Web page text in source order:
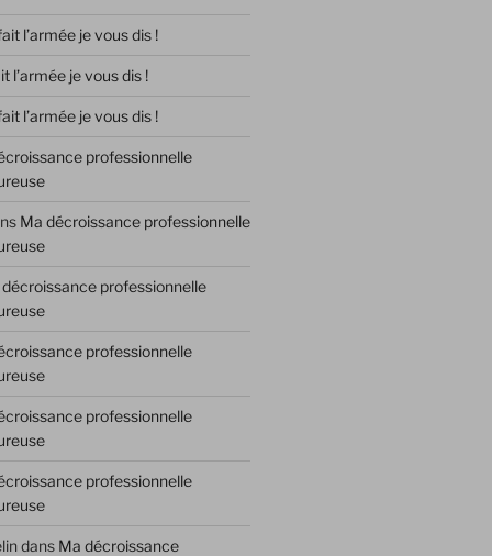
l’armée je vous dis !
l’armée je vous dis !
l’armée je vous dis !
professionnelle
Ma décroissance professionnelle
professionnelle
professionnelle
professionnelle
professionnelle
dans Ma décroissance